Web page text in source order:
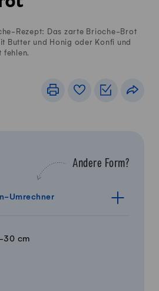
Rezept: Das zarte Brioche-Brot
Butter und Honig oder Konfi und
fehlen.
DruckenRezeptbuch
Andere Form?
Umrechner
30 cm